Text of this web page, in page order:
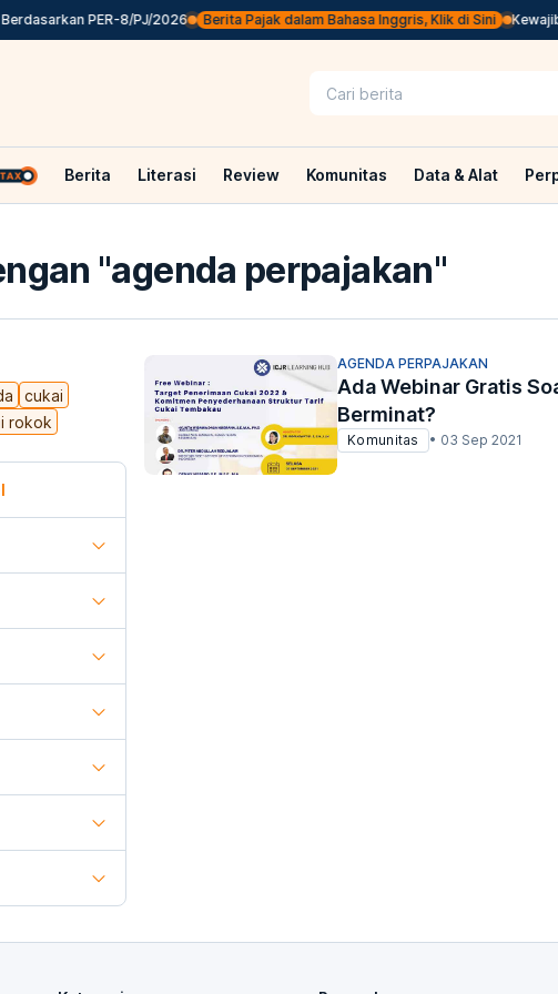
PER-8/PJ/2026 Berita Pajak dalam Bahasa Inggris, Klik di Sini
Berita Literasi Review Komunitas Data & Alat
"agenda perpajakan"
cukai
rokok
AGENDA PERPAJAKAN
Ada Webinar Gratis
Berminat?
Komunitas • 03 Sep 2021